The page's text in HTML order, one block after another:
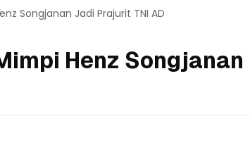
Songjanan Jadi Prajurit TNI AD
Henz